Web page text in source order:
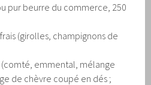
pur beurre du commerce, 250
(girolles, champignons de
emmental, mélange
de chèvre coupé en dés ;